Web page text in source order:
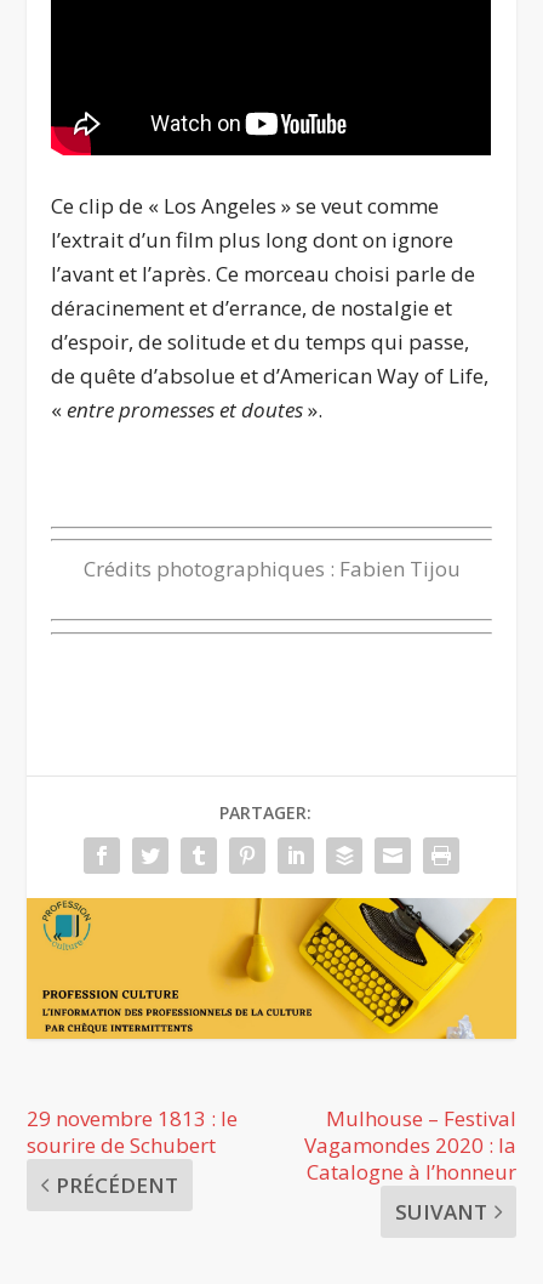
Ce clip de « Los Angeles » se veut comme
l’extrait d’un film plus long dont on ignore
l’avant et l’après. Ce morceau choisi parle de
déracinement et d’errance, de nostalgie et
d’espoir, de solitude et du temps qui passe,
de quête d’absolue et d’American Way of Life,
«entre promesses et doutes».
Crédits photographiques : Fabien Tijou
PARTAGER:
29 novembre 1813 : le
sourire de Schubert
PRÉCÉDENT
Mulhouse – Festival
Vagamondes 2020 : la
Catalogne à l’honneur
SUIVANT